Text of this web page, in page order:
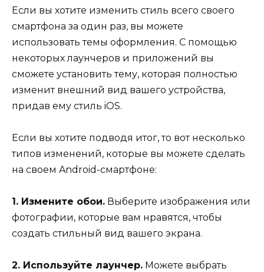
Если вы хотите изменить стиль всего своего
смартфона за один раз, вы можете
использовать темы оформления. С помощью
некоторых лаунчеров и приложений вы
сможете установить тему, которая полностью
изменит внешний вид вашего устройства,
придав ему стиль iOS.
Если вы хотите подводя итог, то вот несколько
типов изменений, которые вы можете сделать
на своем Android-смартфоне:
1. Измените обои. Выберите изображения или
фотографии, которые вам нравятся, чтобы
создать стильный вид вашего экрана.
2. Используйте лаунчер. Можете выбрать